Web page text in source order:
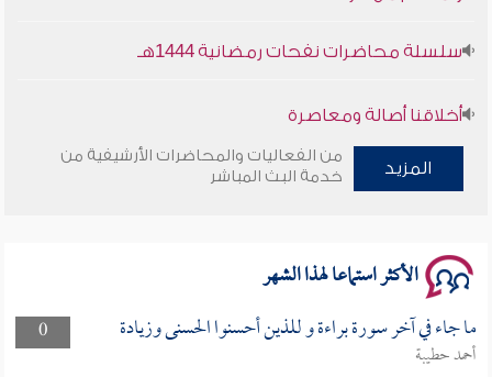
سلسلة محاضرات نفحات رمضانية 1444هـ
أخلاقنا أصالة ومعاصرة
وأمنهم من خوف 9
المزيد
من الفعاليات والمحاضرات الأرشيفية من
خدمة البث المباشر
الأكثر استماعا لهذا الشهر
0 ما جاء في آخر سورة براءة و للذين أحسنوا الحسنى وزيادة
أحمد حطيبة